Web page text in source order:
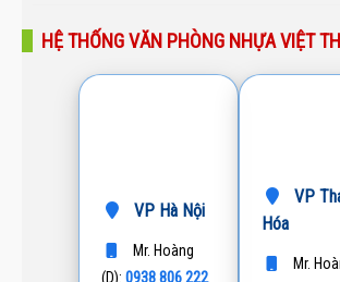
HỆ THỐNG VĂN PHÒNG NHỰA VIỆT
VP Hà Nội
Mr. Hoàng
(D): 0938 806 222
VP
Hóa
Mr.